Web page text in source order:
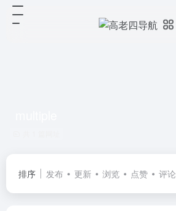
排序 发布 更新 浏览 点赞 评论